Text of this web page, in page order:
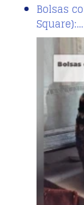
Bolsas
Square):…